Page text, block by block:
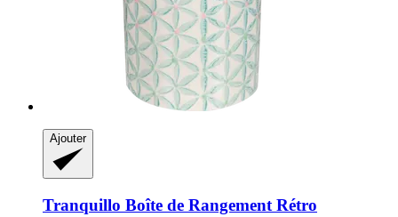
Ajouter
Tranquillo Boîte de Rangement Rétro